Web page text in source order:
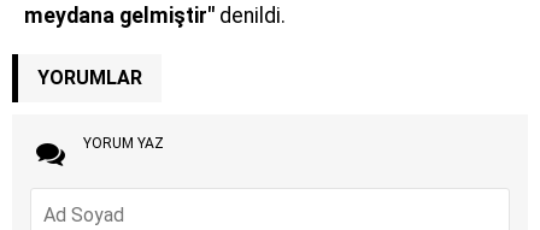
meydana gelmiştir" denildi.
YORUMLAR
YORUM YAZ